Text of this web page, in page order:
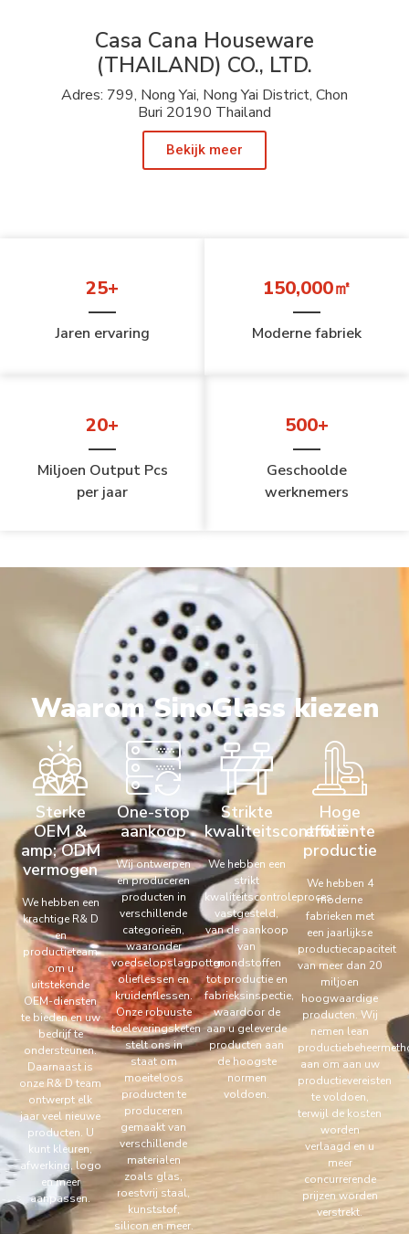
Casa Cana Houseware
(THAILAND) CO., LTD.
Adres: 799, Nong Yai, Nong Yai District, Chon
Buri 20190 Thailand
Bekijk meer
25+
Jaren ervaring
150,000㎡
Moderne fabriek
20+
Miljoen Output Pcs
per jaar
500+
Geschoolde
werknemers
Waarom SinoGlass kiezen
Sterke
OEM &
amp; ODM
vermogen
We hebben een
krachtige R& D
en
productieteam
om u
uitstekende
OEM-diensten
te bieden en uw
bedrijf te
ondersteunen.
Daarnaast is
onze R& D team
ontwerpt elk
jaar veel nieuwe
producten. U
kunt kleuren,
afwerking, logo
en meer
aanpassen.
One-stop
aankoop
Wij ontwerpen
en produceren
producten in
verschillende
categorieën,
waaronder
voedselopslagpotten,
olieflessen en
kruidenflessen.
Onze robuuste
toeleveringsketen
stelt ons in
staat om
moeiteloos
producten te
produceren
gemaakt van
verschillende
materialen
zoals glas,
roestvrij staal,
kunststof,
silicon en meer.
Strikte
kwaliteitscontrole
We hebben een
strikt
kwaliteitscontroleproces
vastgesteld,
van de aankoop
van
grondstoffen
tot productie en
fabrieksinspectie,
waardoor de
aan u geleverde
producten aan
de hoogste
normen
voldoen.
Hoge
efficiënte
productie
We hebben 4
moderne
fabrieken met
een jaarlijkse
productiecapaciteit
van meer dan 20
miljoen
hoogwaardige
producten. Wij
nemen lean
aan om aan uw
productievereisten
te voldoen,
terwijl de kosten
worden
verlaagd en u
meer
concurrerende
prijzen worden
verstrekt.